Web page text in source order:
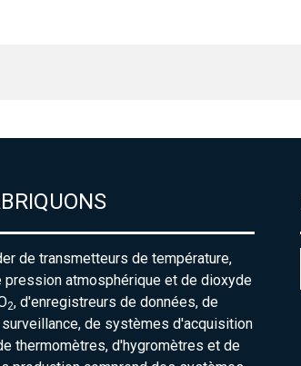
de transmetteurs de température,
pression atmosphérique et de dioxyde
2, d'enregistreurs de données, de
de systèmes d'acquisition
thermomètres, d'hygromètres et de